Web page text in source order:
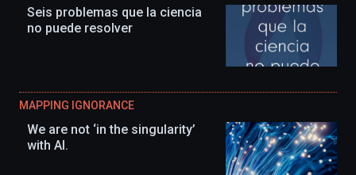
Seis problemas que la ciencia
no puede resolver
MAPPING IGNORANCE
We are not ‘in the singularity’
with AI.